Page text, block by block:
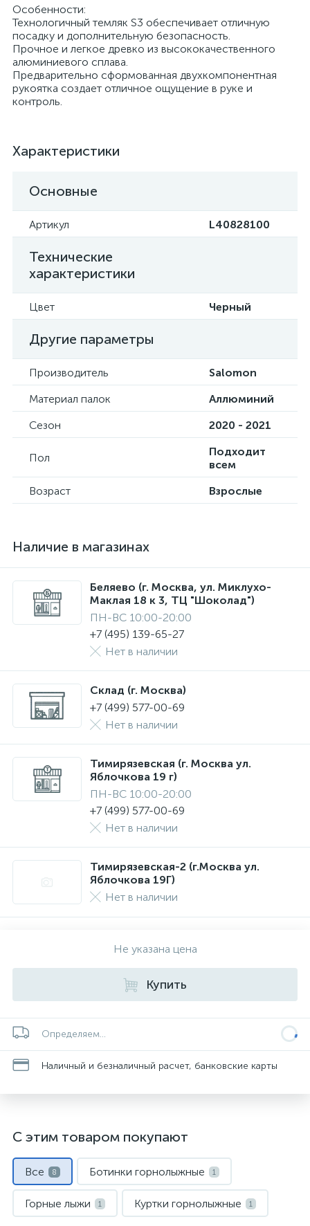
Особенности:
Технологичный темляк S3 обеспечивает отличную
посадку и дополнительную безопасность.
Прочное и легкое древко из высококачественного
алюминиевого сплава.
Предварительно сформованная двухкомпонентная
рукоятка создает отличное ощущение в руке и
контроль.
Характеристики
Основные
Артикул L40828100
Технические
характеристики
Цвет Черный
Другие параметры
Производитель
Salomon
Материал палок
Аллюминий
Сезон
2020 - 2021
Пол
Подходит
всем
Возраст
Взрослые
Наличие в магазинах
Беляево (г. Москва, ул. Миклухо-
Маклая 18 к 3, ТЦ "Шоколад")
ПН-ВС 10:00-20:00
+7 (495) 139-65-27
Нет в наличии
Склад (г. Москва)
+7 (499) 577-00-69
Нет в наличии
Тимирязевская (г. Москва ул.
Яблочкова 19 г)
ПН-ВС 10:00-20:00
+7 (499) 577-00-69
Нет в наличии
Тимирязевская-2 (г.Москва ул.
Яблочкова 19Г)
Нет в наличии
Не указана цена
Купить
Определяем...
Наличный и безналичный расчет, банковские карты
С этим товаром покупают
Все 8 Ботинки горнолыжные 1
Горные лыжи 1 Куртки горнолыжные 1